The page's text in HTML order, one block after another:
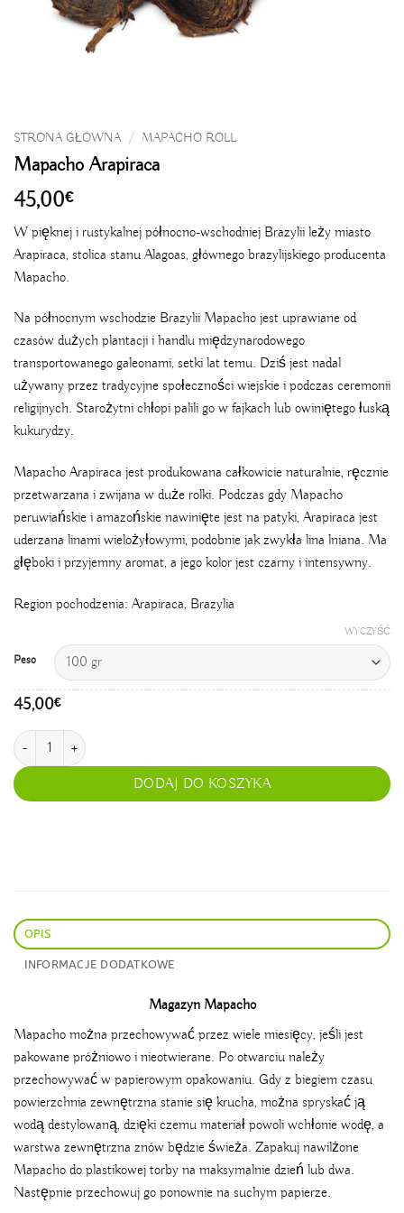
STRONA GŁÓWNA / MAPACHO ROLL
Mapacho Arapiraca
45,00€
W pięknej i rustykalnej północno-wschodniej Brazylii leży miasto
Arapiraca, stolica stanu Alagoas, głównego brazylijskiego producenta
Mapacho.
Na północnym wschodzie Brazylii Mapacho jest uprawiane od
czasów dużych plantacji i handlu międzynarodowego
transportowanego galeonami, setki lat temu. Dziś jest nadal
używany przez tradycyjne społeczności wiejskie i podczas ceremonii
religijnych. Starożytni chłopi palili go w fajkach lub owiniętego łuską
kukurydzy.
Mapacho Arapiraca jest produkowana całkowicie naturalnie, ręcznie
przetwarzana i zwijana w duże rolki. Podczas gdy Mapacho
peruwiańskie i amazońskie nawinięte jest na patyki, Arapiraca jest
uderzana linami wielożyłowymi, podobnie jak zwykła lina lniana. Ma
głęboki i przyjemny aromat, a jego kolor jest czarny i intensywny.
Region pochodzenia: Arapiraca, Brazylia
Peso
WYCZYŚĆ
45,00€
ilość Mapacho Arapiraca
DODAJ DO KOSZYKA
OPIS
INFORMACJE DODATKOWE
Magazyn Mapacho
Mapacho można przechowywać przez wiele miesięcy, jeśli jest
pakowane próżniowo i nieotwierane. Po otwarciu należy
przechowywać w papierowym opakowaniu. Gdy z biegiem czasu
powierzchnia zewnętrzna stanie się krucha, można spryskać ją
wodą destylowaną, dzięki czemu materiał powoli wchłonie wodę, a
warstwa zewnętrzna znów będzie świeża. Zapakuj nawilżone
Mapacho do plastikowej torby na maksymalnie dzień lub dwa.
Następnie przechowuj go ponownie na suchym papierze.